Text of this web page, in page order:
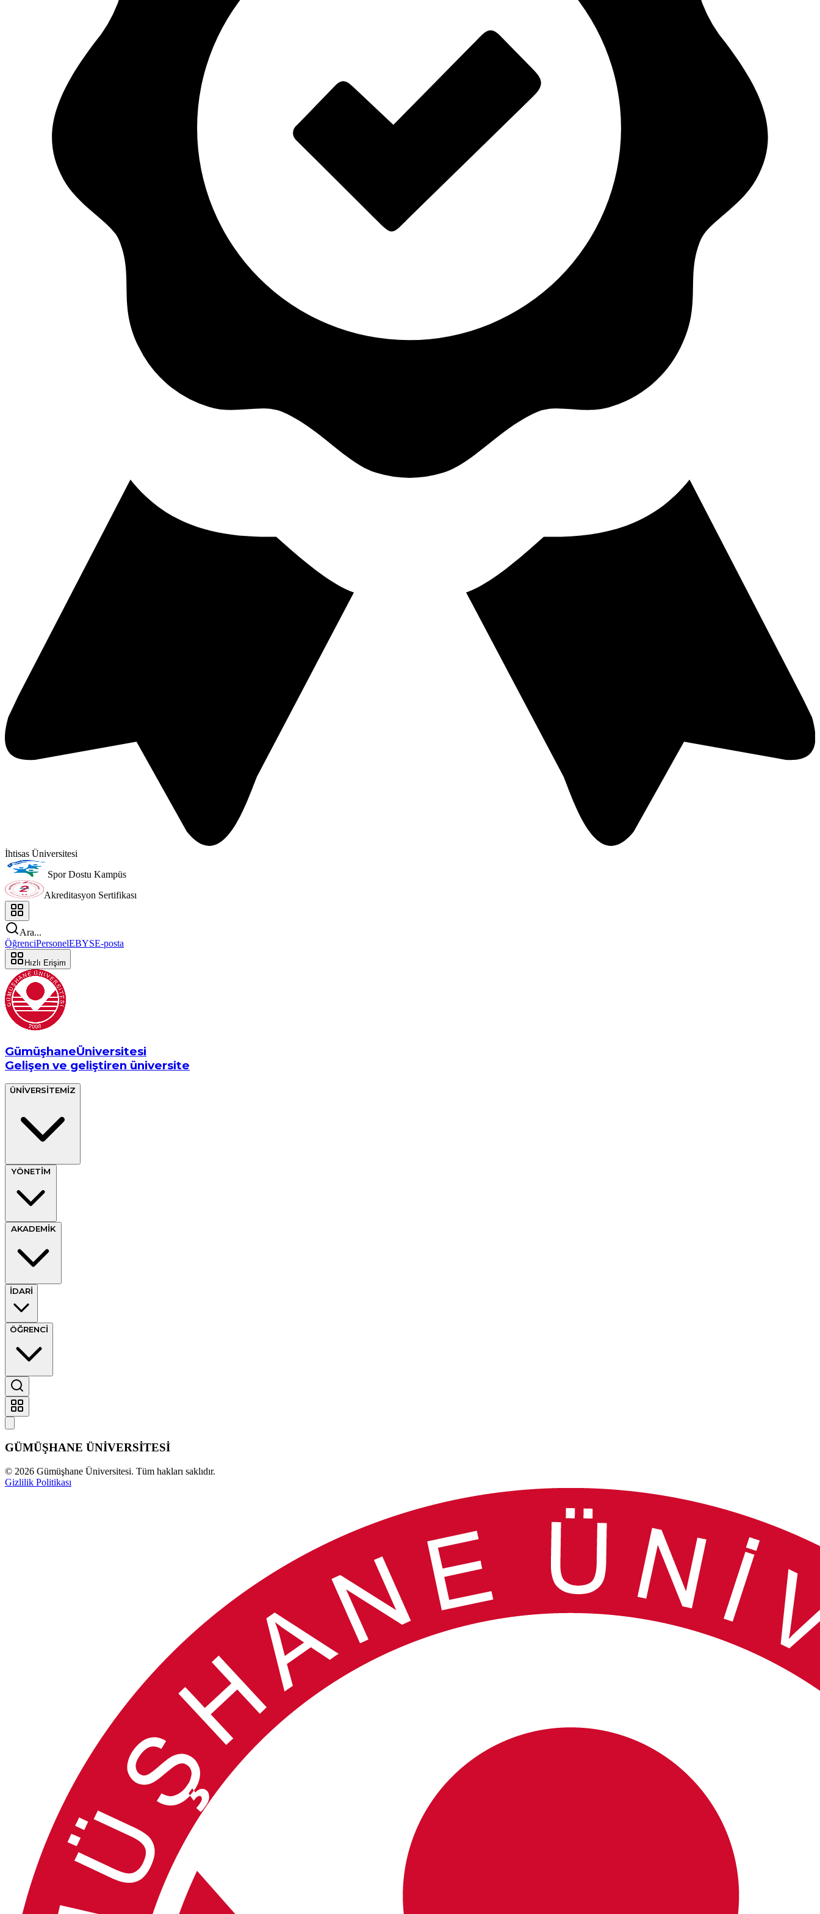
İhtisas Üniversitesi
Spor Dostu Kampüs
Akreditasyon Sertifikası
Ara...
ÖğrenciPersonelEBYSE-posta
Hızlı Erişim
GümüşhaneÜniversitesi
Gelişen ve geliştiren üniversite
ÜNİVERSİTEMİZ
AKADEMİK
İDARİ
ÖĞRENCİ
GÜMÜŞHANE ÜNİVERSİTESİ
© 2026 Gümüşhane Üniversitesi. Tüm hakları saklıdır.
Gizlilik Politikası